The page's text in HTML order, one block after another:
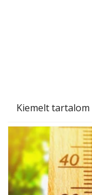
Kiemelt tartalom